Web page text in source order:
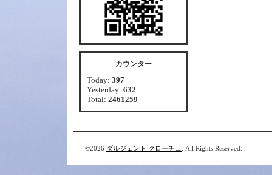
カウンター
Today: 397
Yesterday: 632
Total: 2461259
©2026 ダルジェント クローチェ . All Rights Reserved.